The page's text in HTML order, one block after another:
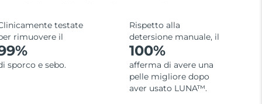
testate
rimuovere il
sporco e sebo.
Rispetto alla
detersione manuale, il
100%
afferma di avere una
pelle migliore dopo
aver usato LUNA™.